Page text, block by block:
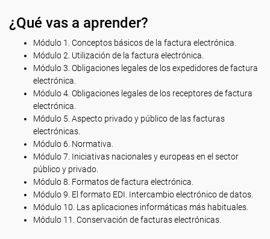
¿Qué vas a aprender?
Módulo 1. Conceptos básicos de la factura electrónica.
Módulo 2. Utilización de la factura electrónica.
Módulo 3. Obligaciones legales de los expedidores de factura
electrónica.
Módulo 4. Obligaciones legales de los receptores de factura
electrónica.
Módulo 5. Aspecto privado y público de las facturas
electrónicas.
Módulo 6. Normativa.
Módulo 7. Iniciativas nacionales y europeas en el sector
público y privado.
Módulo 8. Formatos de factura electrónica.
Módulo 9. El formato EDI. Intercambio electrónico de datos.
Módulo 10. Las aplicaciones informáticas más habituales.
Módulo 11. Conservación de facturas electrónicas.